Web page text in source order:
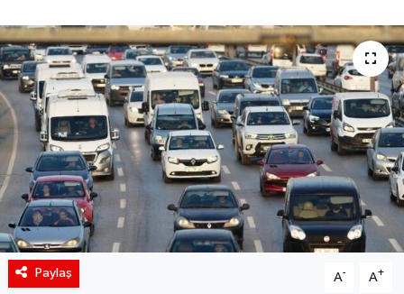
Paylaş A- A+
Sağlık
Siyaset
Spor
Teknoloji
Yaşam